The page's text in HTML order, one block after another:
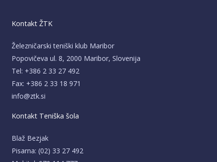
Kontakt ŽTK
Železničarski teniški klub Maribor
Popovičeva ul. 8, 2000 Maribor, Slovenija
Tel: +386 2 33 27 492
Fax: +386 2 33 18 971
info@ztk.si
Kontakt Teniška šola
Blaž Bezjak
Pisarna: (02) 33 27 492